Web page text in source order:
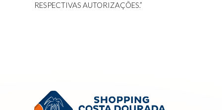
RESPECTIVAS AUTORIZAÇÕES.”